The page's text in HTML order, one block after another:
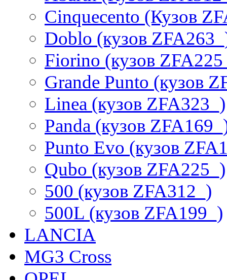
Cinquecento (Кузов
Doblo (кузов
Fiorino (кузов
Grande Punto (кузов
Linea (кузов ZFA323_)
Panda (кузов
Punto Evo (кузов
Qubo (кузов ZFA225_)
500 (кузов ZFA312_)
500L (кузов ZFA199_)
LANCIA
MG3 Cross